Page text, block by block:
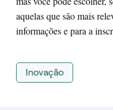
aquelas que são mais
informações e para a
Inovação